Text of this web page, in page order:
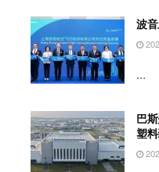
波
...
巴
塑